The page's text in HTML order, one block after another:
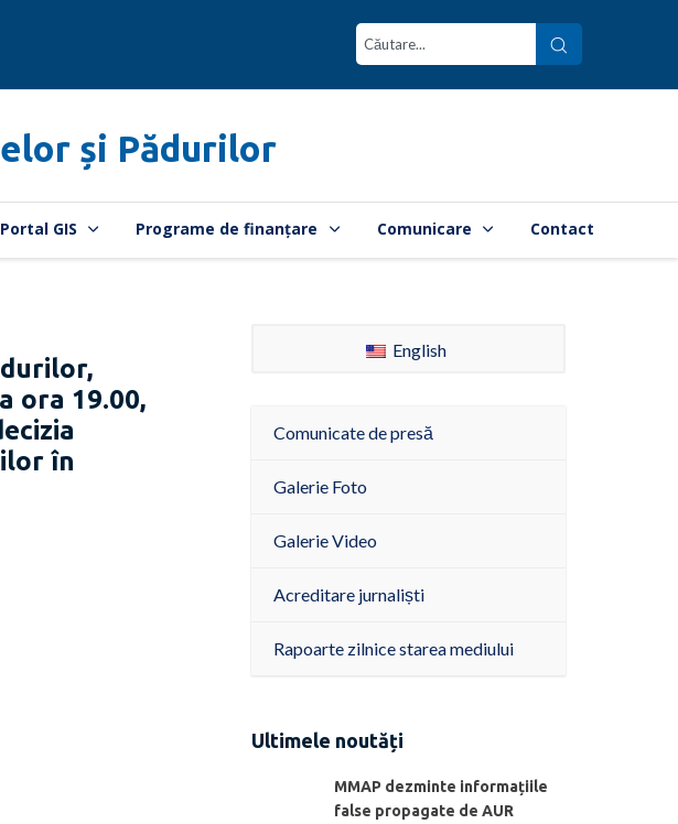
și Pădurilor
Portal GIS Programe de finanțare Comunicare Contact
ora 19.00,
în
English
Comunicate de presă
Galerie Foto
Galerie Video
Acreditare jurnaliști
Rapoarte zilnice starea mediului
Ultimele noutăți
MMAP dezminte informațiile
false propagate de AUR